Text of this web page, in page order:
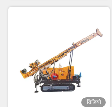
विडियो